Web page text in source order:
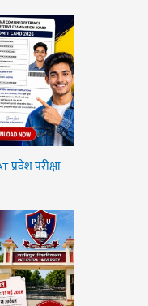
परीक्षा